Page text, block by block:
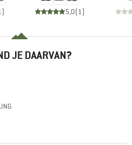
) 5,0(1)
JE DAARVAN?